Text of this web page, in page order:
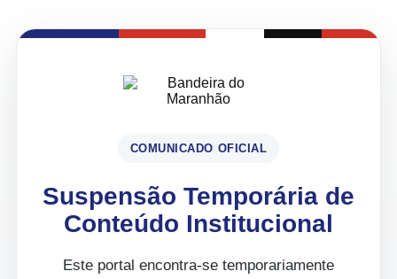
COMUNICADO OFICIAL
Suspensão Temporária de
Conteúdo Institucional
Este portal encontra-se temporariamente